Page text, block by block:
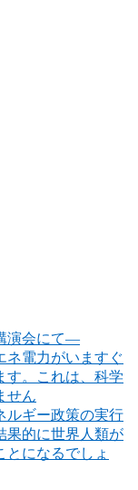
演会にて―
ネ電力がいますぐ
す。これは、科学
せん
ルギー政策の実行
果的に世界人類が
とになるでしょ